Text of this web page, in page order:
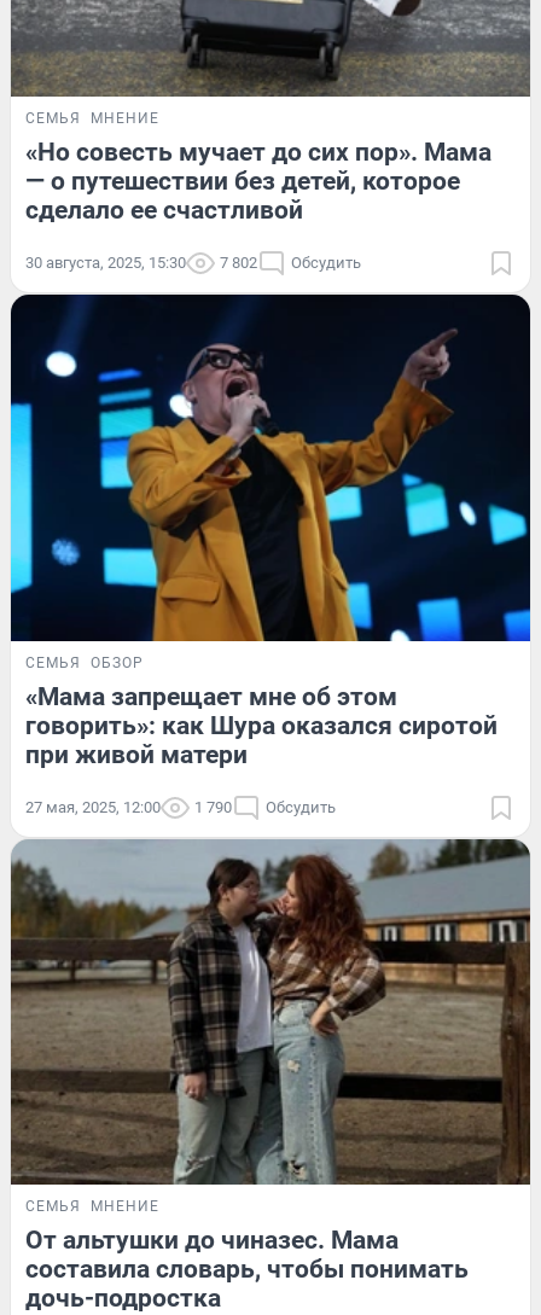
СЕМЬЯ МНЕНИЕ
«Но совесть мучает до сих пор». Мама
— о путешествии без детей, которое
сделало ее счастливой
30 августа, 2025, 15:30 7 802 Обсудить
СЕМЬЯ ОБЗОР
«Мама запрещает мне об этом
говорить»: как Шура оказался сиротой
при живой матери
27 мая, 2025, 12:00 1 790 Обсудить
СЕМЬЯ МНЕНИЕ
От альтушки до чиназес. Мама
составила словарь, чтобы понимать
дочь-подростка